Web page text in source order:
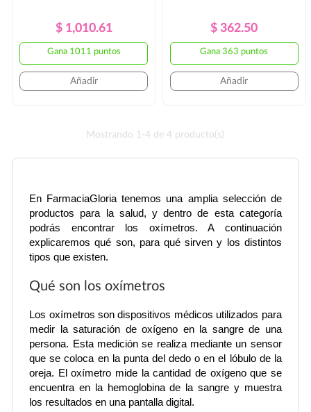
Precio
Regular
Precio
$ 1,010.61
Gana 1011 puntos
Añadir
Precio
Regular
Precio
$ 362.50
Gana 363 puntos
Añadir
Mostrando 1-4 de 4 producto(s)
En FarmaciaGloria tenemos una amplia selección de
productos para la salud, y dentro de esta categoría
podrás encontrar los oxímetros. A continuación
explicaremos qué son, para qué sirven y los distintos
tipos que existen.
Qué son los oxímetros
Los oxímetros son dispositivos médicos utilizados para
medir la saturación de oxígeno en la sangre de una
persona. Esta medición se realiza mediante un sensor
que se coloca en la punta del dedo o en el lóbulo de la
oreja. El oxímetro mide la cantidad de oxígeno que se
encuentra en la hemoglobina de la sangre y muestra
los resultados en una pantalla digital.